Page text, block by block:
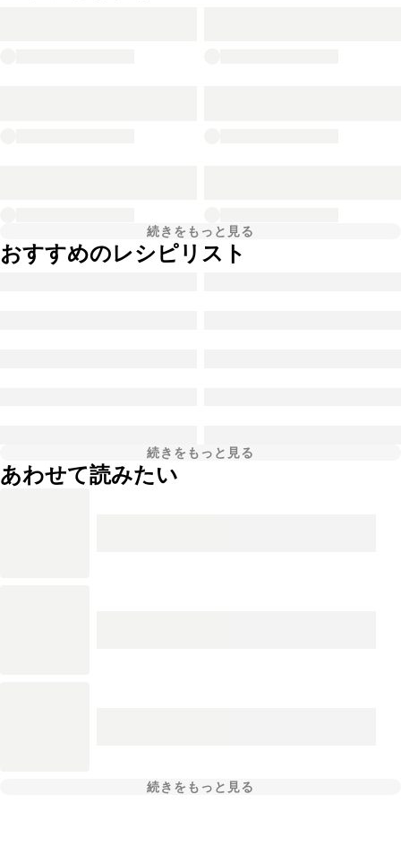
続きをもっと見る
おすすめのレシピリスト
続きをもっと見る
あわせて読みたい
続きをもっと見る